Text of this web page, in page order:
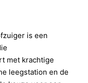
is een
met krachtige
leegstation en de